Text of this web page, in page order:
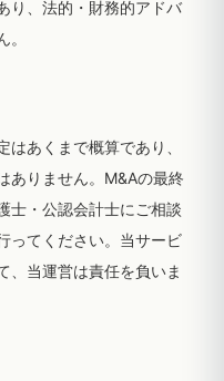
り、法的・財務的アドバ
あくまで概算であり、
ありません。M&Aの最終
士・公認会計士にご相談
ってください。当サービ
、当運営は責任を負いま